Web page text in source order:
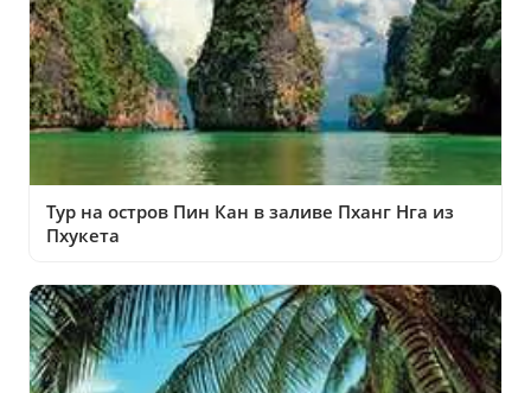
Тур на остров Пин Кан в заливе Пханг Нга из
Пхукета